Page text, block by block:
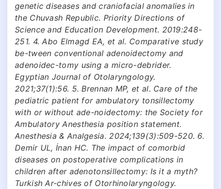
genetic diseases and craniofacial anomalies in
the Chuvash Republic. Priority Directions of
Science and Education Development. 2019:248-
251. 4. Abo Elmagd EA, et al. Comparative study
be-tween conventional adenoidectomy and
adenoidec-tomy using a micro-debrider.
Egyptian Journal of Otolaryngology.
2021;37(1):56. 5. Brennan MP, et al. Care of the
pediatric patient for ambulatory tonsillectomy
with or without ade-noidectomy: the Society for
Ambulatory Anesthesia position statement.
Anesthesia & Analgesia. 2024;139(3):509-520. 6.
Demir UL, İnan HC. The impact of comorbid
diseases on postoperative complications in
children after adenotonsillectomy: Is it a myth?
Turkish Ar-chives of Otorhinolaryngology.